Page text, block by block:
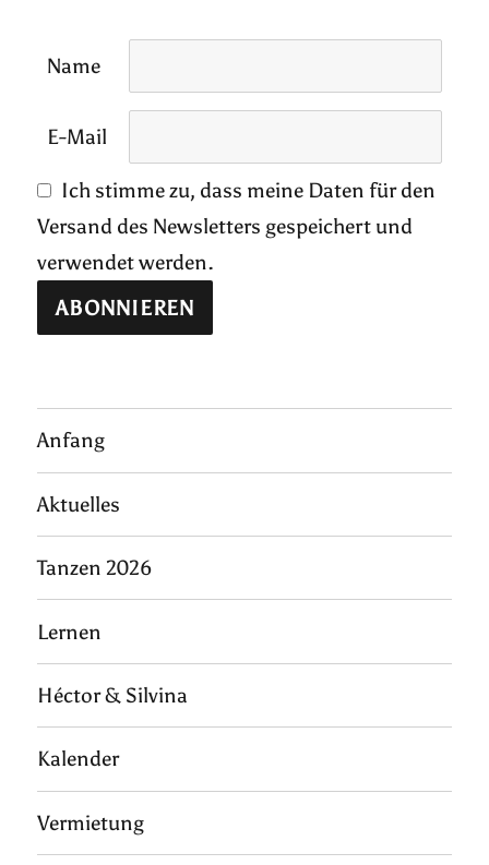
Name
E-Mail
Ich stimme zu, dass meine Daten für den
Versand des Newsletters gespeichert und
verwendet werden.
Anfang
Aktuelles
Tanzen 2026
Lernen
Héctor & Silvina
Kalender
Vermietung